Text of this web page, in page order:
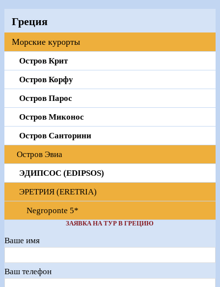
Греция
Морские курорты
Остров Крит
Остров Корфу
Остров Парос
Остров Миконос
Остров Санторини
Остров Эвиа
ЭДИПСОС (EDIPSOS)
ЭРЕТРИЯ (ERETRIA)
Negroponte 5*
ЗАЯВКА НА ТУР В ГРЕЦИЮ
Ваше имя
Ваш телефон